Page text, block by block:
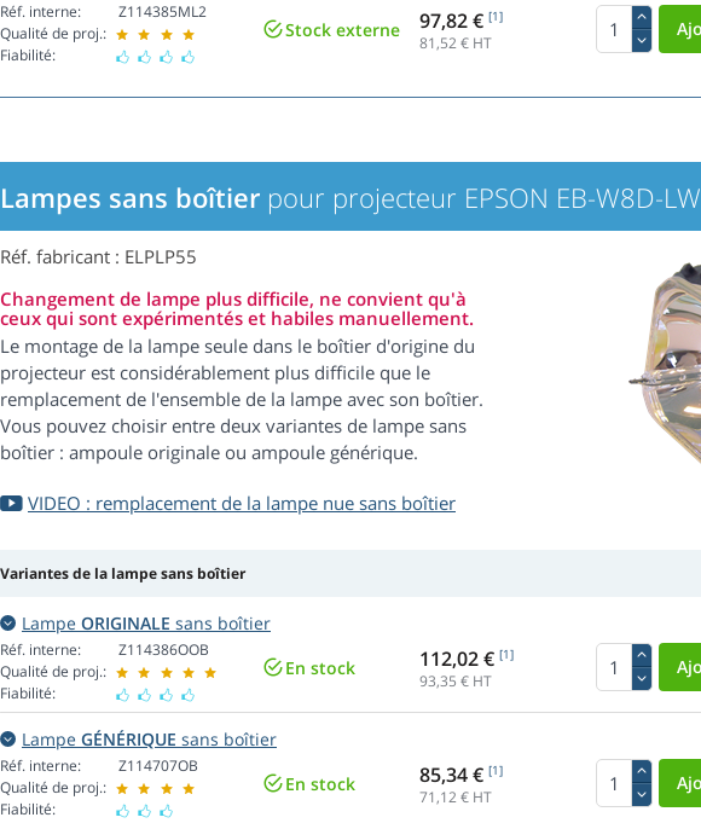
Réf. interne:
Qualité de proj.:
Fiabilité:
Z114385ML2
Stock externe 97,82 € [1]
81,52€ HT
Lampes sans boîtier pour projecteur EPSON EB-W8D-LW
Réf. fabricant : ELPLP55
Changement de lampe plus difficile, ne convient qu'à
ceux qui sont expérimentés et habiles manuellement.
Le montage de la lampe seule dans le boîtier d'origine du
projecteur est considérablement plus difficile que le
remplacement de l'ensemble de la lampe avec son boîtier.
Vous pouvez choisir entre deux variantes de lampe sans
boîtier : ampoule originale ou ampoule générique.
VIDEO : remplacement de la lampe nue sans boîtier
Variantes de la lampe sans boîtier
Lampe ORIGINALE sans boîtier
Réf. interne:
Qualité de proj.:
Fiabilité:
Z114386OOB
En stock 112,02 € [1]
93,35 € HT
Lampe GÉNÉRIQUE sans boîtier
Réf. interne:
Qualité de proj.:
Fiabilité:
Z114707OB
En stock 85,34 € [1]
71,12€ HT